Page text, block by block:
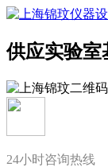
供应实验室
24小时咨询热线